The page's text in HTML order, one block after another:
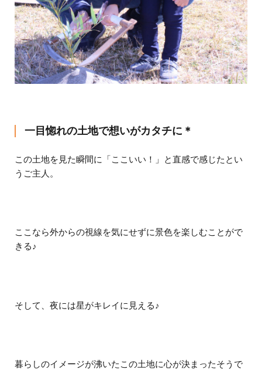
一目惚れの土地で想いがカタチに＊
この土地を見た瞬間に「ここいい！」と直感で感じたとい
うご主人。
ここなら外からの視線を気にせずに景色を楽しむことがで
きる♪
そして、夜には星がキレイに見える♪
暮らしのイメージが沸いたこの土地に心が決まったそうで